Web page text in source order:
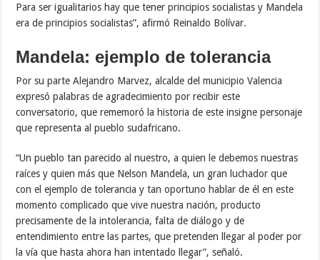
Para ser igualitarios hay que tener principios socialistas y Mandela
era de principios socialistas”, afirmó Reinaldo Bolívar.
Mandela: ejemplo de tolerancia
Por su parte Alejandro Marvez, alcalde del municipio Valencia
expresó palabras de agradecimiento por recibir este
conversatorio, que rememoró la historia de este insigne personaje
que representa al pueblo sudafricano.
“Un pueblo tan parecido al nuestro, a quien le debemos nuestras
raíces y quien más que Nelson Mandela, un gran luchador que
con el ejemplo de tolerancia y tan oportuno hablar de él en este
momento complicado que vive nuestra nación, producto
precisamente de la intolerancia, falta de diálogo y de
entendimiento entre las partes, que pretenden llegar al poder por
la vía que hasta ahora han intentado llegar”, señaló.